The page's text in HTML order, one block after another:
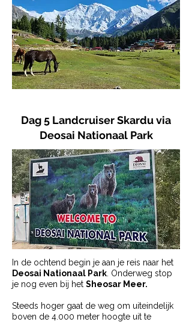
Dag 5 Landcruiser Skardu via
Deosai Nationaal Park
In de ochtend begin je aan je reis naar het
Deosai Nationaal Park . Onderweg stop
je nog even bij het Sheosar Meer.
Steeds hoger gaat de weg om uiteindelijk
boven de 4.000 meter hoogte uit te